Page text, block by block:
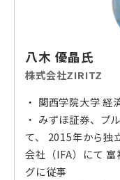
八木 優晶氏
株式会社ZIRITZ
・ 関西学院大学 経
・ みずほ証券、プ
て、 2015年から独
会社（IFA）にて
グに従事